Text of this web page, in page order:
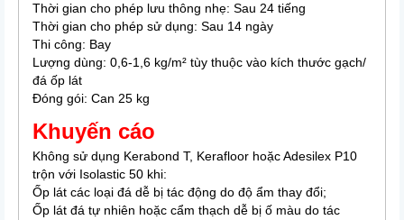
Thời gian cho phép lưu thông nhẹ: Sau 24 tiếng
Thời gian cho phép sử dụng: Sau 14 ngày
Thi công: Bay
Lượng dùng: 0,6-1,6 kg/m² tùy thuộc vào kích thước gạch/
đá ốp lát
Đóng gói: Can 25 kg
Khuyến cáo
Không sử dụng Kerabond T, Kerafloor hoặc Adesilex P10
trộn với Isolastic 50 khi:
Ốp lát các loại đá dễ bị tác động do độ ẩm thay đổi;
Ốp lát đá tự nhiên hoặc cẩm thạch dễ bị ố màu do tác